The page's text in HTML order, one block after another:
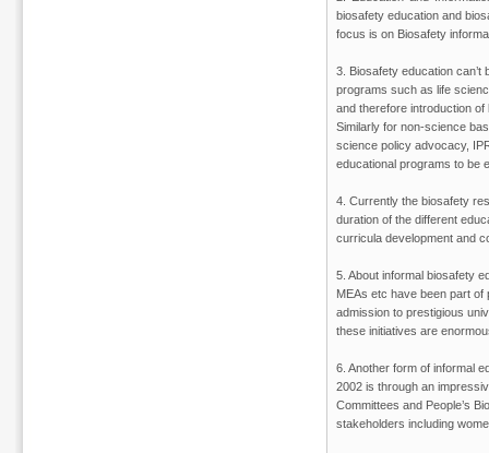
biosafety education and
focus is on Biosafety
3. Biosafety education
programs such as life
and therefore introduction
Similarly for non-science
science policy advocacy,
educational programs to be
4. Currently the biosafety
duration of the different
curricula development and
5. About informal biosafety
MEAs etc have been part
admission to prestigious
these initiatives are
6. Another form of informal
2002 is through an
Committees and People’s
stakeholders including